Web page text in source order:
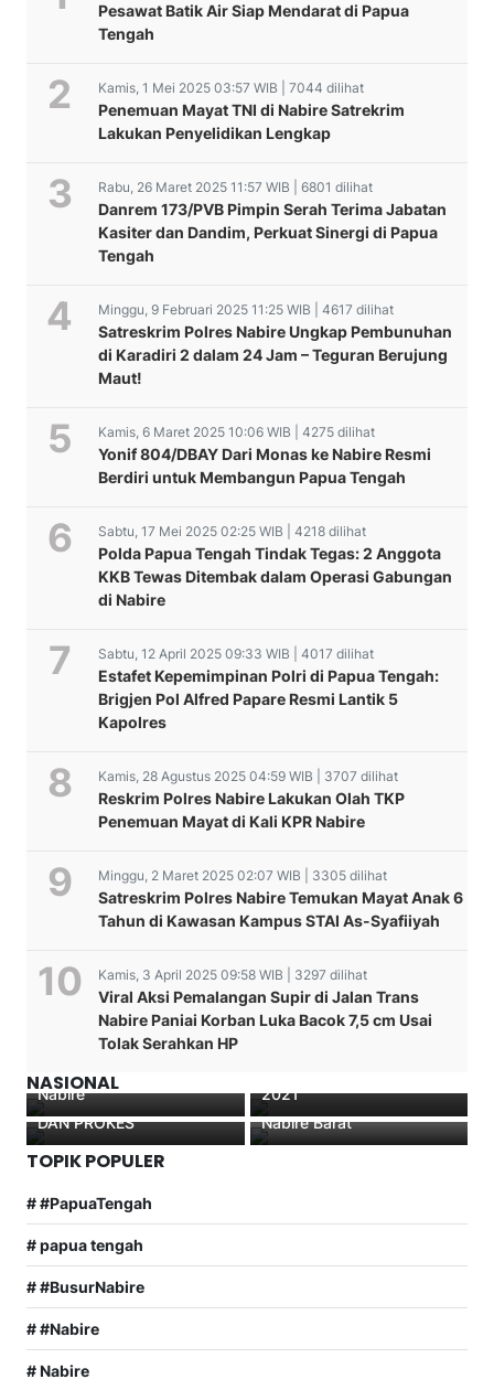
Pesawat Batik Air Siap Mendarat di Papua
Tengah
Kamis, 1 Mei 2025 03:57 WIB | 7044 dilihat
Penemuan Mayat TNI di Nabire Satrekrim
Lakukan Penyelidikan Lengkap
Rabu, 26 Maret 2025 11:57 WIB | 6801 dilihat
Danrem 173/PVB Pimpin Serah Terima Jabatan
Kasiter dan Dandim, Perkuat Sinergi di Papua
Tengah
Minggu, 9 Februari 2025 11:25 WIB | 4617 dilihat
Satreskrim Polres Nabire Ungkap Pembunuhan
di Karadiri 2 dalam 24 Jam – Teguran Berujung
Maut!
Kamis, 6 Maret 2025 10:06 WIB | 4275 dilihat
Yonif 804/DBAY Dari Monas ke Nabire Resmi
Berdiri untuk Membangun Papua Tengah
Sabtu, 17 Mei 2025 02:25 WIB | 4218 dilihat
Polda Papua Tengah Tindak Tegas: 2 Anggota
KKB Tewas Ditembak dalam Operasi Gabungan
di Nabire
Sabtu, 12 April 2025 09:33 WIB | 4017 dilihat
Estafet Kepemimpinan Polri di Papua Tengah:
Brigjen Pol Alfred Papare Resmi Lantik 5
Kapolres
Kamis, 28 Agustus 2025 04:59 WIB | 3707 dilihat
Reskrim Polres Nabire Lakukan Olah TKP
Penemuan Mayat di Kali KPR Nabire
Minggu, 2 Maret 2025 02:07 WIB | 3305 dilihat
Satreskrim Polres Nabire Temukan Mayat Anak 6
Tahun di Kawasan Kampus STAI As-Syafiiyah
Kamis, 3 April 2025 09:58 WIB | 3297 dilihat
Viral Aksi Pemalangan Supir di Jalan Trans
Nabire Paniai Korban Luka Bacok 7,5 cm Usai
Tolak Serahkan HP
NASIONAL
Badan Pertanahan
melaksanakan Rapat
Koordinasi Gugus Tugas
Nabire
KAPOLDA PAPUA TATAP
PELATIH CABOR
SEPAKBOLA PUTRA-
PUTRI DAN FUTSAL
2021
SAT LANTAS POLRES
MAMBERAMO TENGAH
TERUS HIMBAU
MASYARAKAT PATUHI
ATURAN BERKENDARA
DAN PROKES
Curanmor Di Wilayah
Nabire Barat
TOPIK POPULER
# #PapuaTengah
# papua tengah
# #BusurNabire
# #Nabire
# Nabire